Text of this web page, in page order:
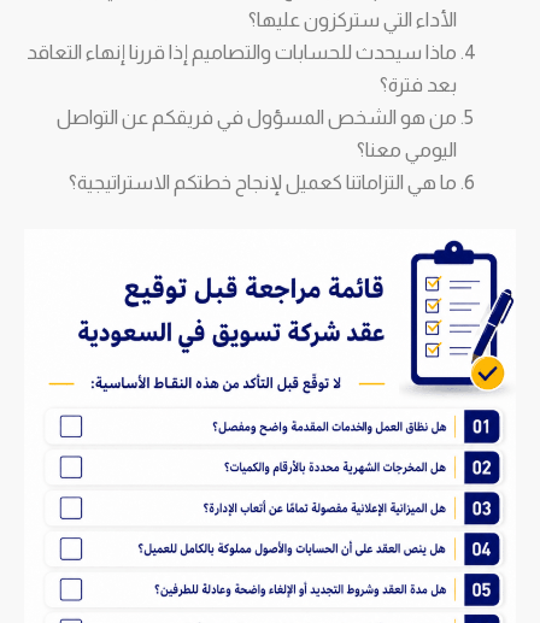
الأداء التي ستركزون عليها؟
ماذا سيحدث للحسابات والتصاميم إذا قررنا إنهاء التعاقد
بعد فترة؟
من هو الشخص المسؤول في فريقكم عن التواصل
اليومي معنا؟
ما هي التزاماتنا كعميل لإنجاح خطتكم الاستراتيجية؟